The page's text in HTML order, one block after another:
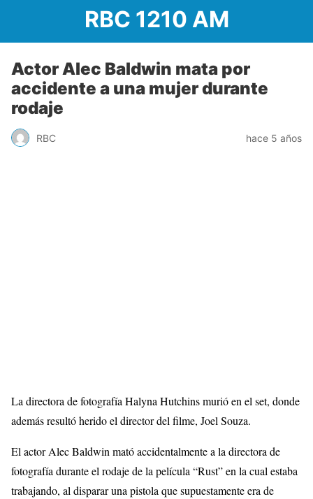
RBC 1210 AM
Actor Alec Baldwin mata por
accidente a una mujer durante
rodaje
RBC hace 5 años
La directora de fotografía Halyna Hutchins murió en el set, donde
además resultó herido el director del filme, Joel Souza.
El actor Alec Baldwin mató accidentalmente a la directora de
fotografía durante el rodaje de la película “Rust” en la cual estaba
trabajando, al disparar una pistola que supuestamente era de